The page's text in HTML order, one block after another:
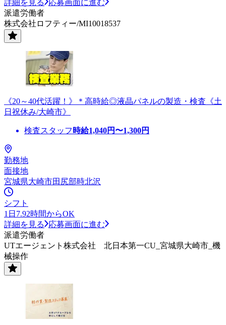
詳細を見る
応募画面に進む
派遣労働者
株式会社ロフティー/MI10018537
《20～40代活躍！》＊高時給◎液晶パネルの製造・検査《土
日祝休み/大崎市》
検査スタッフ 時給1,040円〜1,300円
勤務地
面接地
宮城県大崎市田尻部時北沢
シフト
1日7.92時間からOK
詳細を見る
応募画面に進む
派遣労働者
UTエージェント株式会社 北日本第一CU_宮城県大崎市_機
械操作